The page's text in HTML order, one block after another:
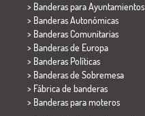
> Banderas para Ayuntamientos
> Banderas Autonómicas
> Banderas Comunitarias
> Banderas de Europa
> Banderas Políticas
> Banderas de Sobremesa
> Fábrica de banderas
> Banderas para moteros